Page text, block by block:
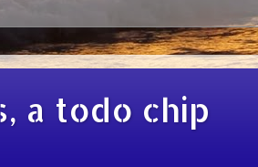
a todo chip